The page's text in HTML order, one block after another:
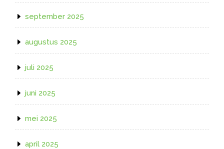
september 2025
augustus 2025
juli 2025
juni 2025
mei 2025
april 2025